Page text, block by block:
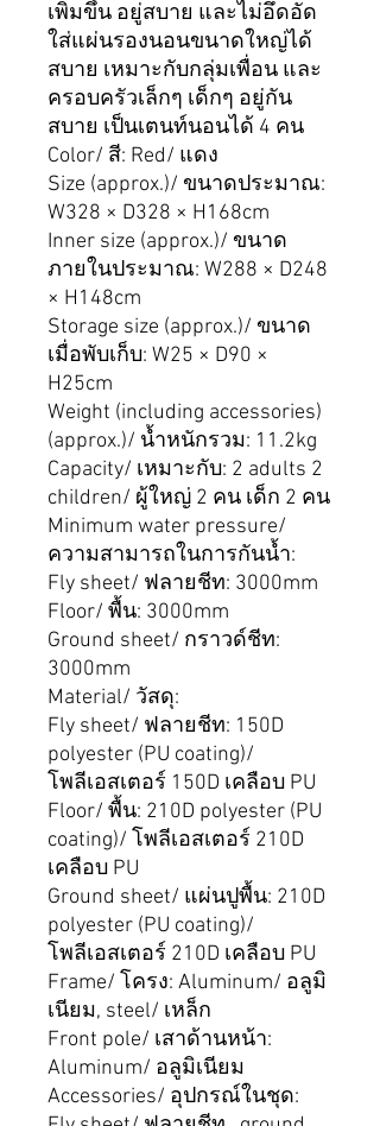
เพิ่มขึ้น อยู่สบาย และไม่อึดอัด
ใส่แผ่นรองนอนขนาดใหญ่ได้
สบาย เหมาะกับกลุ่มเพื่อน และ
ครอบครัวเล็กๆ เด็กๆ อยู่กัน
สบาย เป็นเตนท์นอนได้ 4 คน
Color/ สี: Red/ แดง
Size (approx.)/ ขนาดประมาณ:
W328 × D328 × H168cm
Inner size (approx.)/ ขนาด
ภายในประมาณ: W288 × D248
× H148cm
Storage size (approx.)/ ขนาด
เมื่อพับเก็บ: W25 × D90 ×
H25cm
Weight (including accessories)
(approx.)/ น้ำหนักรวม: 11.2kg
Capacity/ เหมาะกับ: 2 adults 2
children/ ผู้ใหญ่ 2 คน เด็ก 2 คน
Minimum water pressure/
ความสามารถในการกันน้ำ:
Fly sheet/ ฟลายชีท: 3000mm
Floor/ พื้น: 3000mm
Ground sheet/ กราวด์ชีท:
3000mm
Material/ วัสดุ:
Fly sheet/ ฟลายชีท: 150D
polyester (PU coating)/
โพลีเอสเตอร์ 150D เคลือบ PU
Floor/ พื้น: 210D polyester (PU
coating)/ โพลีเอสเตอร์ 210D
เคลือบ PU
Ground sheet/ แผ่นปูพื้น: 210D
polyester (PU coating)/
โพลีเอสเตอร์ 210D เคลือบ PU
Frame/ โครง: Aluminum/ อลูมิ
เนียม, steel/ เหล็ก
Front pole/ เสาด้านหน้า:
Aluminum/ อลูมิเนียม
Accessories/ อุปกรณ์ในชุด: